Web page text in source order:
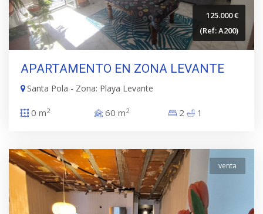
125.000 €
(Ref: A200)
APARTAMENTO EN ZONA LEVANTE
Santa Pola - Zona: Playa Levante
0 m2 60 m2 2 1
venta